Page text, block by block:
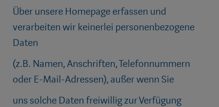
Über unsere Homepage erfassen und
verarbeiten wir keinerlei personenbezogene
Daten
(z.B. Namen, Anschriften, Telefonnummern
oder E-Mail-Adressen), außer wenn Sie
uns solche Daten freiwillig zur Verfügung